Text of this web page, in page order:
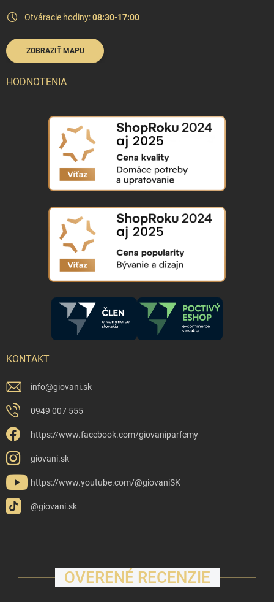
Otváracie hodiny:08:30-17:00
ZOBRAZIŤ MAPU
HODNOTENIA
KONTAKT
info@giovani.sk
0949 007 555
https://www.facebook.com/giovaniparfemy
giovani.sk
https://www.youtube.com/@giovaniSK
@giovani.sk
OVERENÉ RECENZIE